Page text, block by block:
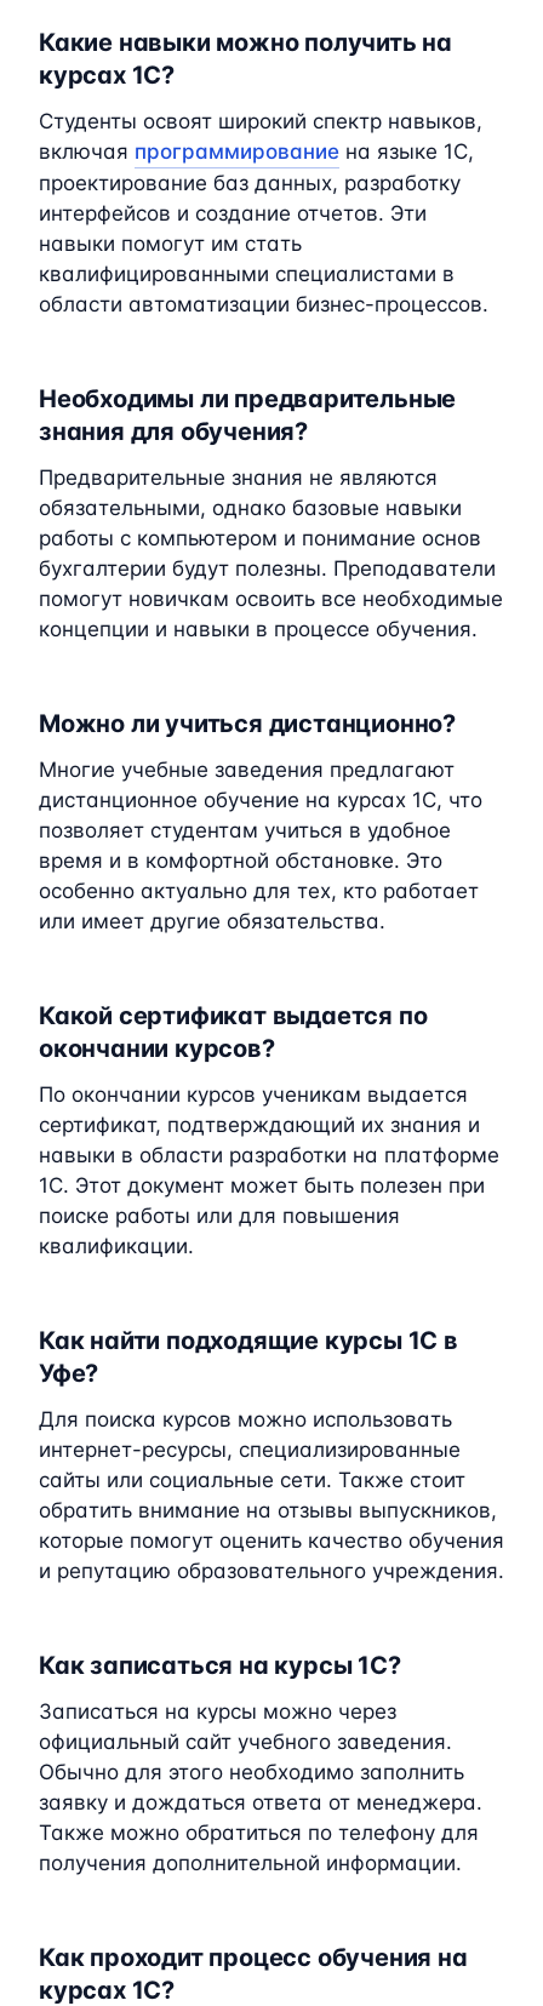
Какие навыки можно получить на
курсах 1C?
Студенты освоят широкий спектр навыков,
включая программирование на языке 1C,
проектирование баз данных, разработку
интерфейсов и создание отчетов. Эти
навыки помогут им стать
квалифицированными специалистами в
области автоматизации бизнес-процессов.
Необходимы ли предварительные
знания для обучения?
Предварительные знания не являются
обязательными, однако базовые навыки
работы с компьютером и понимание основ
бухгалтерии будут полезны. Преподаватели
помогут новичкам освоить все необходимые
концепции и навыки в процессе обучения.
Можно ли учиться дистанционно?
Многие учебные заведения предлагают
дистанционное обучение на курсах 1C, что
позволяет студентам учиться в удобное
время и в комфортной обстановке. Это
особенно актуально для тех, кто работает
или имеет другие обязательства.
Какой сертификат выдается по
окончании курсов?
По окончании курсов ученикам выдается
сертификат, подтверждающий их знания и
навыки в области разработки на платформе
1C. Этот документ может быть полезен при
поиске работы или для повышения
квалификации.
Как найти подходящие курсы 1C в
Уфе?
Для поиска курсов можно использовать
интернет-ресурсы, специализированные
сайты или социальные сети. Также стоит
обратить внимание на отзывы выпускников,
которые помогут оценить качество обучения
и репутацию образовательного учреждения.
Как записаться на курсы 1C?
Записаться на курсы можно через
официальный сайт учебного заведения.
Обычно для этого необходимо заполнить
заявку и дождаться ответа от менеджера.
Также можно обратиться по телефону для
получения дополнительной информации.
Как проходит процесс обучения на
курсах 1C?